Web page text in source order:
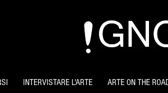
INTERVISTARE L'ARTE ARTE ON THE